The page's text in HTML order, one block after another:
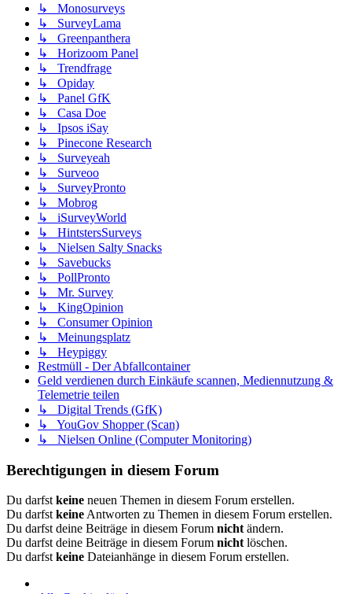
↳ Monosurveys
↳ SurveyLama
↳ Greenpanthera
↳ Horizoom Panel
↳ Trendfrage
↳ Opiday
↳ Panel GfK
↳ Casa Doe
↳ Ipsos iSay
↳ Pinecone Research
↳ Surveyeah
↳ Surveoo
↳ SurveyPronto
↳ Mobrog
↳ iSurveyWorld
↳ HintstersSurveys
↳ Nielsen Salty Snacks
↳ Savebucks
↳ PollPronto
↳ Mr. Survey
↳ KingOpinion
↳ Consumer Opinion
↳ Meinungsplatz
↳ Heypiggy
Restmüll - Der Abfallcontainer
Geld verdienen durch Einkäufe scannen, Mediennutzung &
Telemetrie teilen
↳ Digital Trends (GfK)
↳ YouGov Shopper (Scan)
↳ Nielsen Online (Computer Monitoring)
Berechtigungen in diesem Forum
Du darfst keine neuen Themen in diesem Forum erstellen.
Du darfst keine Antworten zu Themen in diesem Forum erstellen.
Du darfst deine Beiträge in diesem Forum nicht ändern.
Du darfst deine Beiträge in diesem Forum nicht löschen.
Du darfst keine Dateianhänge in diesem Forum erstellen.